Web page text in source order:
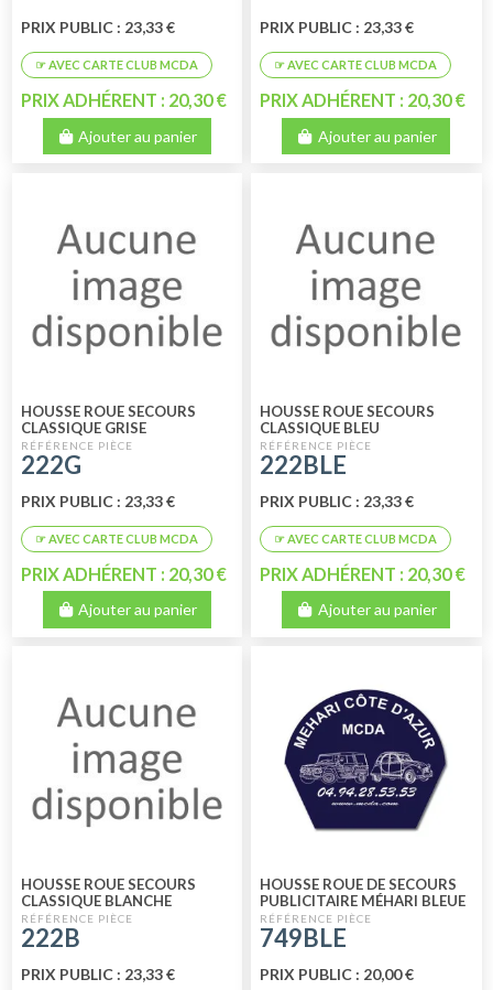
PRIX PUBLIC : 23,33 €
PRIX ADHÉRENT : 20,30 €
Ajouter au panier
PRIX PUBLIC : 23,33 €
PRIX ADHÉRENT : 20,30 €
Ajouter au panier
HOUSSE ROUE SECOURS
CLASSIQUE GRISE
222G
PRIX PUBLIC : 23,33 €
PRIX ADHÉRENT : 20,30 €
Ajouter au panier
HOUSSE ROUE SECOURS
CLASSIQUE BLEU
222BLE
PRIX PUBLIC : 23,33 €
PRIX ADHÉRENT : 20,30 €
Ajouter au panier
HOUSSE ROUE SECOURS
CLASSIQUE BLANCHE
222B
PRIX PUBLIC : 23,33 €
HOUSSE ROUE DE SECOURS
PUBLICITAIRE MÉHARI BLEUE
749BLE
PRIX PUBLIC : 20,00 €